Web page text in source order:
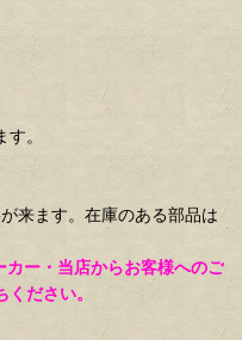
。
来ます。在庫のある部品は
ー・当店からお客様へのご
ださい。